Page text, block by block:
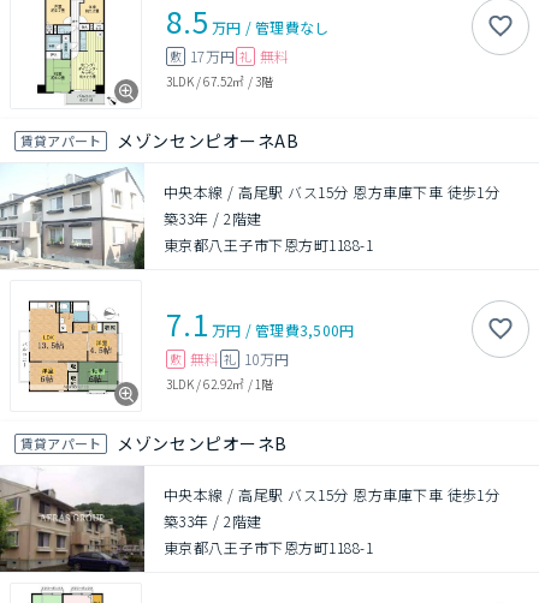
8.5 万円 /管理費なし
敷 17万円 礼 無料
3LDK/67.52㎡ /3階
賃貸アパート メゾンセンピオーネAB
中央本線 / 高尾駅 バス15分 恩方車庫下車 徒歩1分
築33年 /2階建
東京都八王子市下恩方町1188-1
7.1 万円 /管理費3,500円
敷 無料 礼 10万円
3LDK/62.92㎡ / 1階
賃貸アパート メゾンセンピオーネB
中央本線 / 高尾駅 バス15分 恩方車庫下車 徒歩1分
築33年 /2階建
東京都八王子市下恩方町1188-1